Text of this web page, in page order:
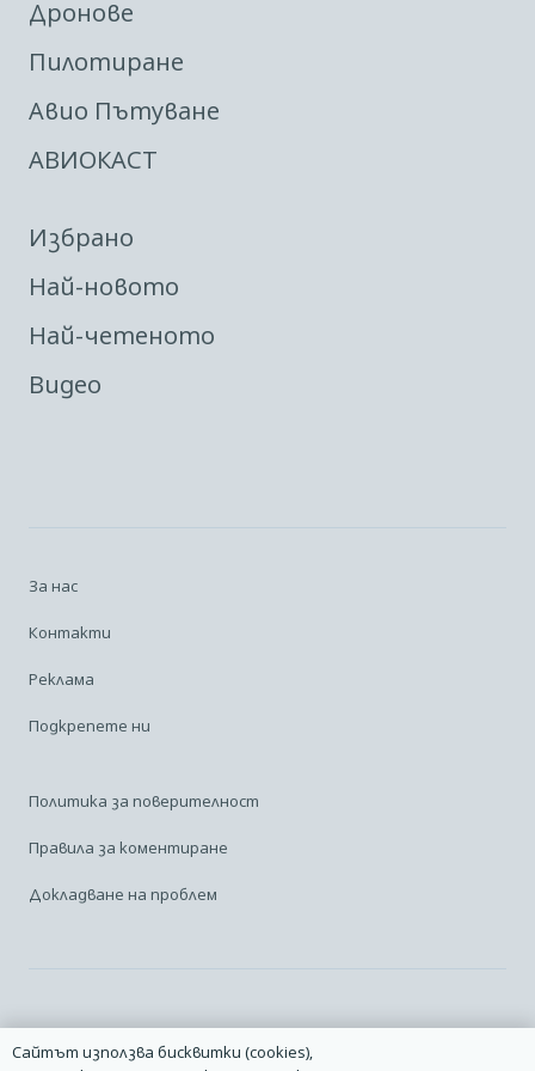
Дронове
Пилотиране
Авио Пътуване
АВИОКАСТ
Избрано
Най-новото
Най-четеното
Видео
За нас
Контакти
Реклама
Подкрепете ни
Политика за поверителност
Правила за коментиране
Докладване на проблем
Linkedin
Сайтът използва бисквитки (cookies),